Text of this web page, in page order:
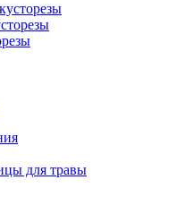
для травы